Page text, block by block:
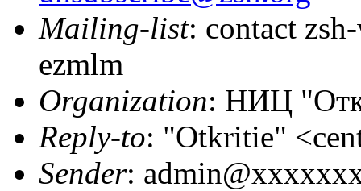
Mailing-list: contact
ezmlm
Organization: НИЦ
Reply-to: "Otkritie"
Sender: